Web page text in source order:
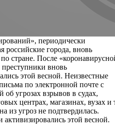
периодически
российские города, вновь
стране. После
вновь
этой весной. Неизвестные
по электронной почте с
об угрозах взрывов в судах,
центрах, магазинах, вузах и
из угроз не подтвердилась.
активизировались этой весной.